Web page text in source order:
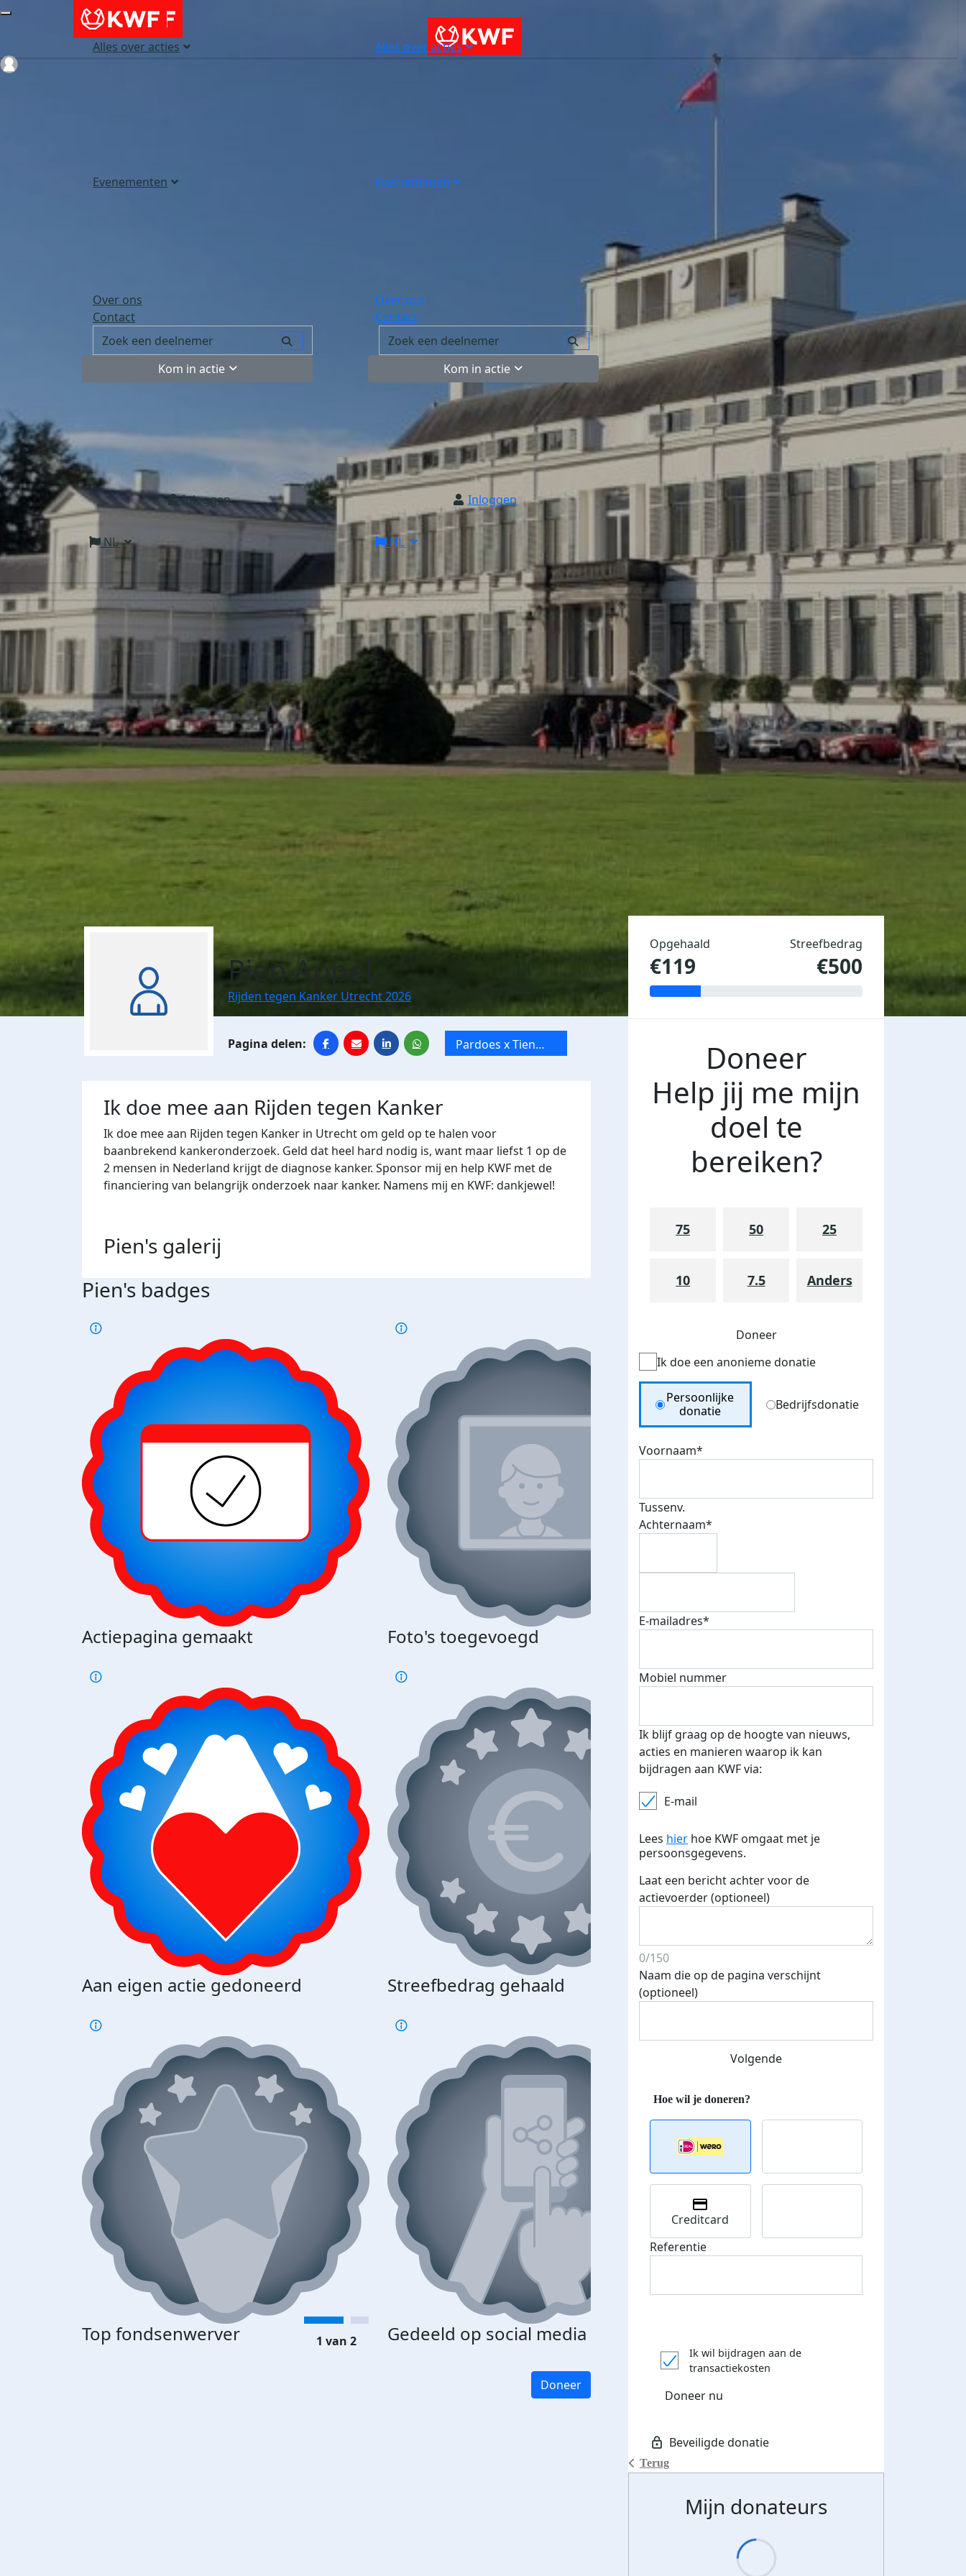
Alles over acties
Evenementen
Over ons
Contact
Kom in actie
Inloggen
NL
Alles over acties
Evenementen
Over ons
Contact
Kom in actie
Inloggen
NL
Pien Appel
Rijden tegen Kanker Utrecht 2026
Pardoes x Tien
Mile van Utrecht
Ik doe mee aan Rijden tegen Kanker
Ik doe mee aan Rijden tegen Kanker in Utrecht om geld op te halen voor
baanbrekend kankeronderzoek. Geld dat heel hard nodig is, want maar liefst 1 op de
2 mensen in Nederland krijgt de diagnose kanker. Sponsor mij en help KWF met de
financiering van belangrijk onderzoek naar kanker. Namens mij en KWF: dankjewel!
Pien's galerij
Pien's badges
Actiepagina gemaakt Foto's toegevoegd E-mails verstuurd
Aan eigen actie gedoneerd Streefbedrag gehaald Streefbedrag verhoogd
Top fondsenwerver Gedeeld op social media
Top fondsenwerver
1 van 2
Doneer
Opgehaald
€119
Streefbedrag
€500
Doneer
Help jij me mijn
doel te
bereiken?
75 50 25
10 7.5 Anders
Doneer
Ik doe een anonieme donatie
Donation Type
Persoonlijke
donatie
Bedrijfsdonatie
Voornaam*
Tussenv.
Achternaam*
E-mailadres*
Mobiel nummer
Ik blijf graag op de hoogte van nieuws,
acties en manieren waarop ik kan
bijdragen aan KWF via:
E-mail
Lees hier hoe KWF omgaat met je
persoonsgegevens.
Laat een bericht achter voor de
actievoerder (optioneel)
0/150
Naam die op de pagina verschijnt
(optioneel)
Volgende
Terug
Creditcard
Referentie
Ik wil bijdragen aan de
transactiekosten
Doneer nu
Mijn donateurs